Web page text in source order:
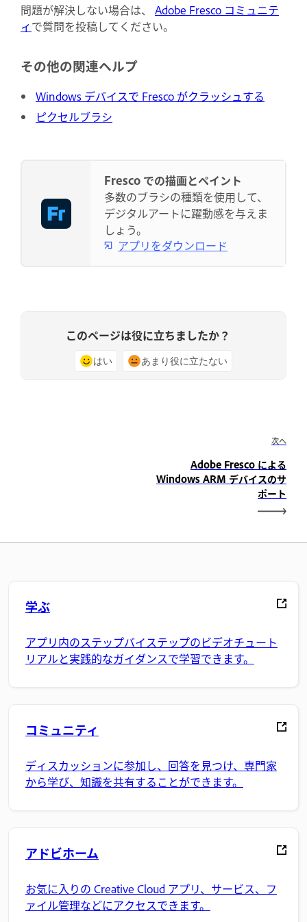
問題が解決しない場合は、 Adobe Fresco コミュニテ
ィで質問を投稿してください。
その他の関連ヘルプ
Windows デバイスで Fresco がクラッシュする
ピクセルブラシ
Fresco での描画とペイント
多数のブラシの種類を使用して、
デジタルアートに躍動感を与えま
しょう。
アプリをダウンロード
このページは役に立ちましたか？
はい あまり役に立たない
次へ
Adobe Fresco による
Windows ARM デバイスのサ
ポート
学ぶ
アプリ内のステップバイステップのビデオチュート
リアルと実践的なガイダンスで学習できます。
コミュニティ
ディスカッションに参加し、回答を見つけ、専門家
から学び、知識を共有することができます。
アドビホーム
お気に入りの Creative Cloud アプリ、サービス、フ
ァイル管理などにアクセスできます。